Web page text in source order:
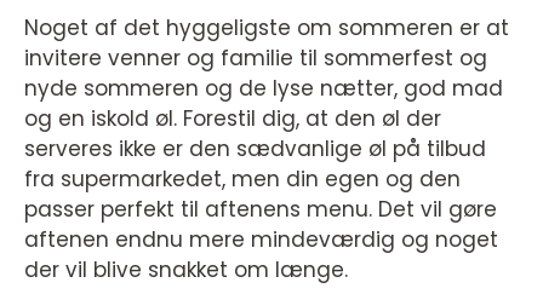
Noget af det hyggeligste om sommeren er at
invitere venner og familie til sommerfest og
nyde sommeren og de lyse nætter, god mad
og en iskold øl. Forestil dig, at den øl der
serveres ikke er den sædvanlige øl på tilbud
fra supermarkedet, men din egen og den
passer perfekt til aftenens menu. Det vil gøre
aftenen endnu mere mindeværdig og noget
der vil blive snakket om længe.